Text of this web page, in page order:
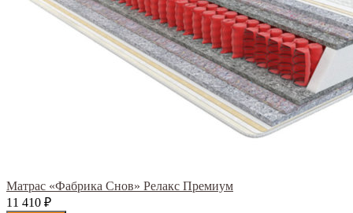
Матрас «Фабрика Снов» Релакс Премиум
11 410 ₽